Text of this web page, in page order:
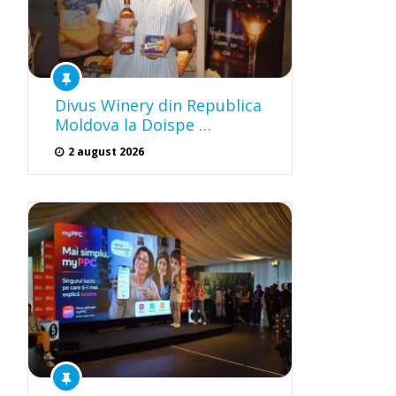
Divus Winery din Republica
Moldova la Doispe …
2 august 2026